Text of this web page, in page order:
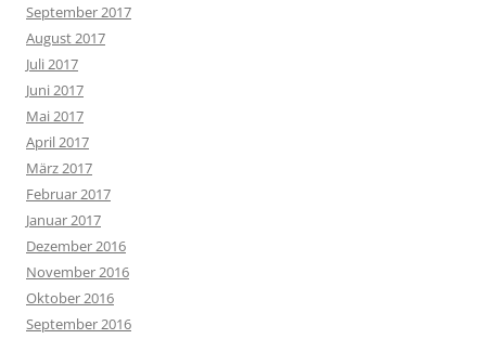
September 2017
August 2017
Juli 2017
Juni 2017
Mai 2017
April 2017
März 2017
Februar 2017
Januar 2017
Dezember 2016
November 2016
Oktober 2016
September 2016